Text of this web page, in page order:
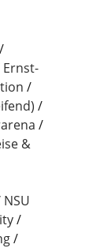
Ernst-
&
NSU